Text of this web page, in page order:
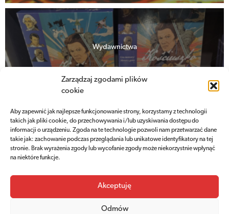
Zarządzaj zgodami plików
cookie
Aby zapewnić jak najlepsze funkcjonowanie strony, korzystamy z technologii
takich jak pliki cookie, do przechowywania i/lub uzyskiwania dostępu do
informacji o urządzeniu. Zgoda na te technologie pozwoli nam przetwarzać dane
takie jak: zachowanie podczas przeglądania lub unikatowe identyfikatory na tej
stronie. Brak wyrażenia zgody lub wycofanie zgody może niekorzystnie wpłynąć
na niektóre funkcje.
Akceptuję
Odmów
Wydawnictwa
Książki, albumy, czasopisma
o Kościuszce i Kopcu
Sprawdź ofertę